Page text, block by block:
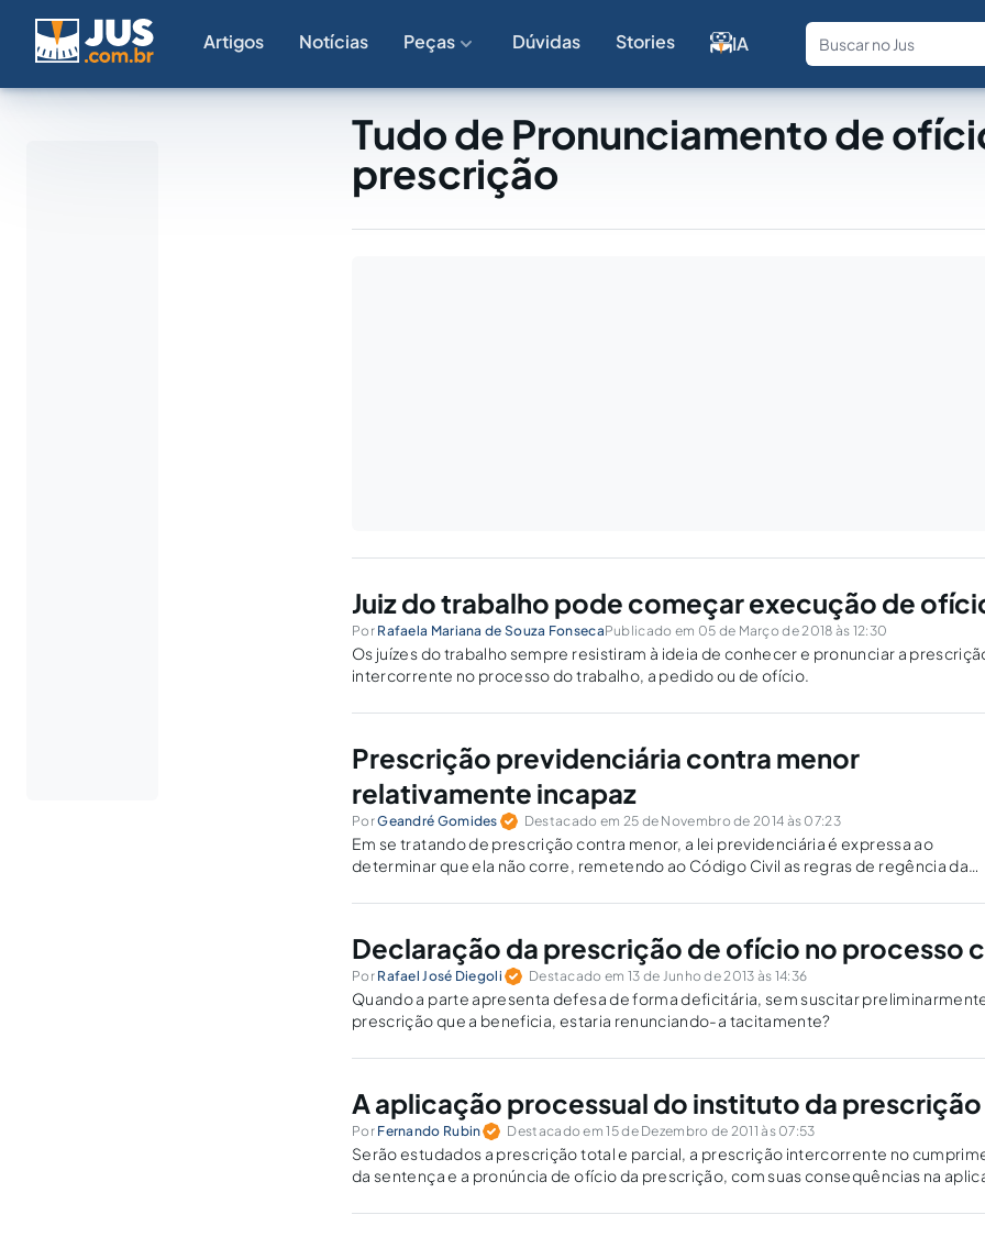
Artigos Notícias Peças Dúvidas Stories IA
Fale com
Tudo de Pronunciamento de
prescrição
Juiz do trabalho pode começar execução de
Por Rafaela Mariana de Souza FonsecaPublicado em 05 de Março de 2018 às 12:30
Os juízes do trabalho sempre resistiram à ideia de conhecer e pronunciar a
intercorrente no processo do trabalho, a pedido ou de ofício.
Prescrição previdenciária contra menor
relativamente incapaz
PorGeandré Gomides Destacado em 25 de Novembro de 2014 às 07:23
Em se tratando de prescrição contra menor, a lei previdenciária é expressa ao
determinar que ela não corre, remetendo ao Código Civil as regras de regência da
qualquer menor ou apenas ao menor de 16 anos.
Declaração da prescrição de ofício no processo
Por Rafael José Diegoli Destacado em 13 de Junho de 2013 às 14:36
Quando a parte apresenta defesa de forma deficitária, sem suscitar
prescrição que a beneficia, estaria renunciando-a tacitamente?
A aplicação processual do instituto da prescrição
Por Fernando Rubin Destacado em 15 de Dezembro de 2011 às 07:53
Serão estudados a prescrição total e parcial, a prescrição intercorrente no
da sentença e a pronúncia de ofício da prescrição, com suas consequências na
peius".